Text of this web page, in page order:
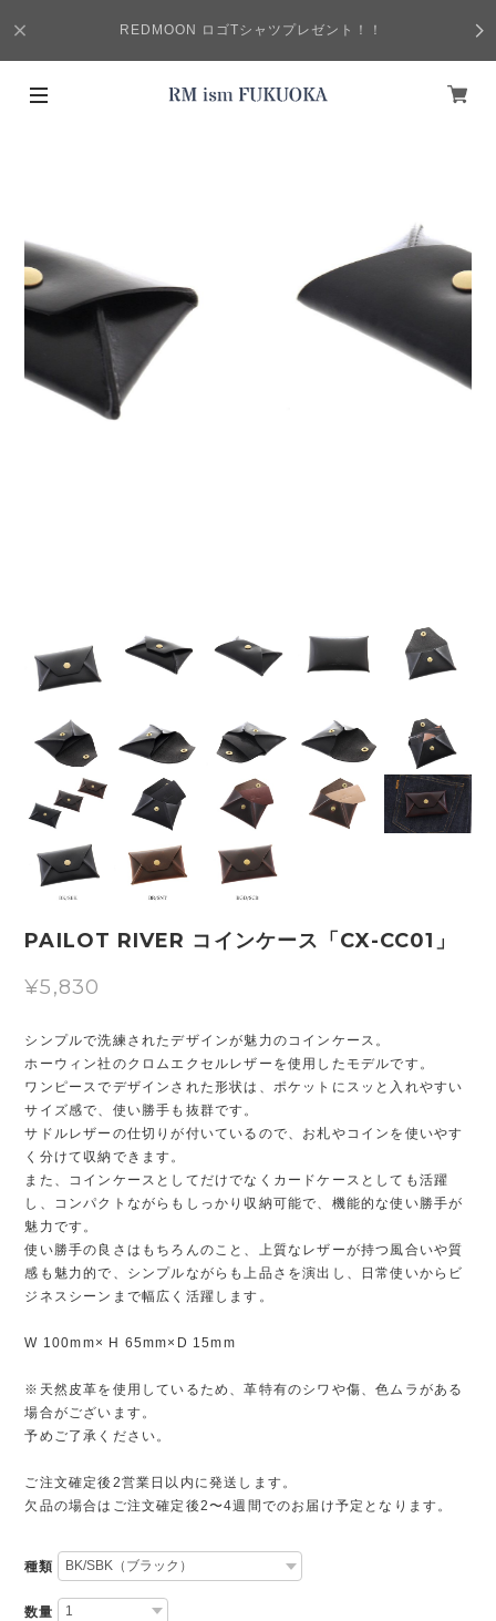
REDMOON ロゴTシャツプレゼント！！
PAILOT RIVER コインケース「CX-CC01」
¥5,830
シンプルで洗練されたデザインが魅力のコインケース。
ホーウィン社のクロムエクセルレザーを使用したモデルです。
ワンピースでデザインされた形状は、ポケットにスッと入れやすい
サイズ感で、使い勝手も抜群です。
サドルレザーの仕切りが付いているので、お札やコインを使いやす
く分けて収納できます。
また、コインケースとしてだけでなくカードケースとしても活躍
し、コンパクトながらもしっかり収納可能で、機能的な使い勝手が
魅力です。
使い勝手の良さはもちろんのこと、上質なレザーが持つ風合いや質
感も魅力的で、シンプルながらも上品さを演出し、日常使いからビ
ジネスシーンまで幅広く活躍します。
W 100mm× H 65mm×D 15mm
※天然皮革を使用しているため、革特有のシワや傷、色ムラがある
場合がございます。
予めご了承ください。
ご注文確定後2営業日以内に発送します。
欠品の場合はご注文確定後2〜4週間でのお届け予定となります。
種類
数量